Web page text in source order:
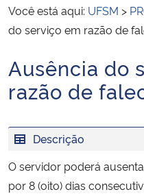
Ministério das Relações Exteriores
Ministério da Infraestrutura
Ministério da Cidadania
Você está aqui: UFSM >
do serviço em razão de
Início do conteúdo
Ausência do
razão de
Descrição
O servidor poderá
por 8 (oito) dias